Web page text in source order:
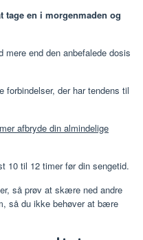
tage en i morgenmaden og
end den anbefalede dosis
forbindelser, der har tendens til
afbryde din almindelige
10 til 12 timer før din sengetid.
så prøv at skære ned andre
så du ikke behøver at bære